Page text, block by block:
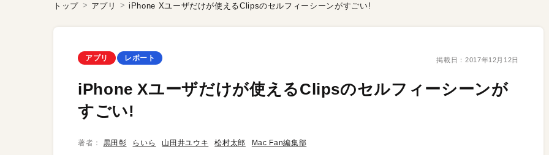
トップ アプリ iPhone Xユーザだけが使えるClipsのセルフィーシーンがすごい!
アプリ レポート 掲載日： 2017年12月12日
iPhone Xユーザだけが使えるClipsのセルフィーシーンが
すごい!
著者： 黒田彰 らいら 山田井ユウキ 松村太郎 Mac Fan編集部